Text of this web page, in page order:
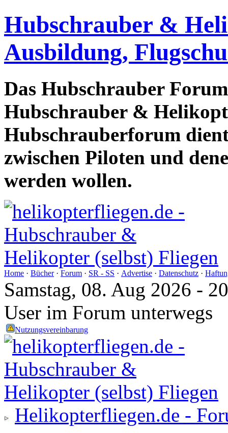
Hubschrauber &
Ausbildung,
Das Hubschrauber
Hubschrauber &
Hubschrauberforum
zwischen Piloten und
werden wollen.
Home · Bücher· Forum · SR - SS · Advertise · Datenschutz ·
Samstag, 08. Aug 2026 -
User im Forum unterwegs
Nutzungsvereinbarung
Helikopterfliegen.de -